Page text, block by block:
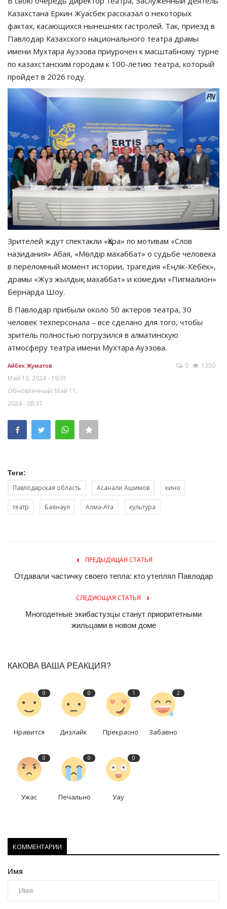
Казахстана Еркин Жуасбек рассказал о некоторых
фактах, касающихся нынешних гастролей. Так, приезд в
Павлодар Казахского национального театра драмы
имени Мухтара Ауэзова приурочен к масштабному турне
по казахстанским городам к 100-летию театра, который
пройдет в 2026 году.
Зрителей ждут спектакли «Қара» по мотивам «Слов
назидания» Абая, «Мөлдір махаббат» о судьбе человека
в переломный момент истории, трагедия «Еңлік-Кебек»,
драмы «Жүз жылдық махаббат» и комедии «Пигмалион»
Бернарда Шоу.
В Павлодар прибыли около 50 актеров театра, 30
человек техперсонала – все сделано для того, чтобы
зритель полностью погрузился в алматинскую
атмосферу театра имени Мухтара Ауэзова.
Айбек Жуматов
Май 10, 2024 - 19:01
Обновленный: Май 11,
2024 - 08:37
0 1350
Теги:
Павлодарская область Асанали Ашимов кино
театр Баянаул Алма-Ата культура
ПРЕДЫДУЩАЯ СТАТЬЯ
Отдавали частичку своего тепла: кто утеплял Павлодар
СЛЕДУЮЩАЯ СТАТЬЯ
Многодетные экибастузцы станут приоритетными
жильцами в новом доме
КАКОВА ВАША РЕАКЦИЯ?
0
Нравится
0
Дизлайк
1
Прекрасно
2
Забавно
0
Ужас
0
Печально
0
Уау
КОММЕНТАРИИ
Имя